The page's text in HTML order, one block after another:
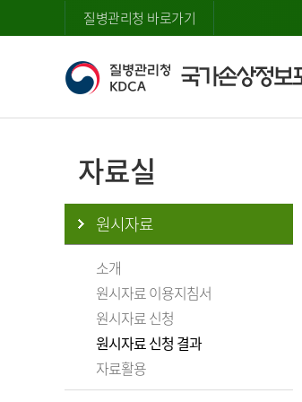
질병관리청 바로가기
자료실
원시자료
소개
원시자료 이용지침서
원시자료 신청
원시자료 신청 결과
자료활용